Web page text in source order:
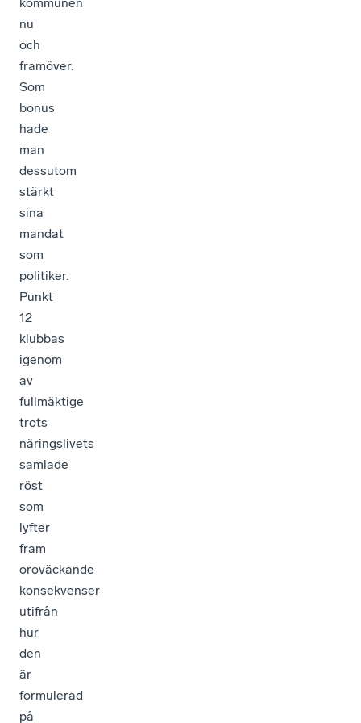
nu
och
framöver.
Som
bonus
hade
man
dessutom
stärkt
sina
mandat
som
politiker.
Punkt
12
klubbas
igenom
av
fullmäktige
trots
näringslivets
samlade
röst
som
lyfter
fram
oroväckande
konsekvenser
utifrån
hur
den
är
formulerad
på